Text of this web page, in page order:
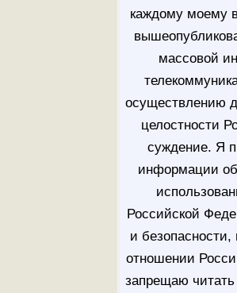
каждому моему
массовой
осуществлению
целостности
суждение. Я
информации
Российской
и безопасности,
отношении
запрещаю читать